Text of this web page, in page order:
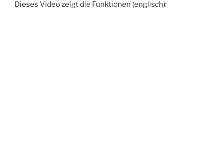
Dieses Video zeigt die Funktionen (englisch):